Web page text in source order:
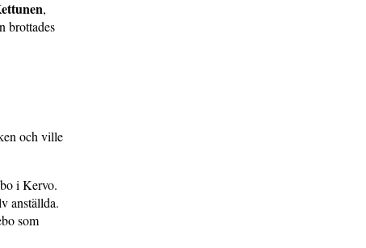
,
brottades
och ville
i Kervo.
anställda.
som